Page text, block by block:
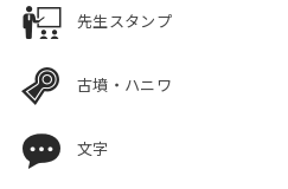
先生スタンプ
古墳・ハニワ
文字